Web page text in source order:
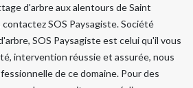
d'arbre aux alentours de Saint
SOS Paysagiste. Société
SOS Paysagiste est celui qu'il vous
intervention réussie et assurée, nous
de ce domaine. Pour des